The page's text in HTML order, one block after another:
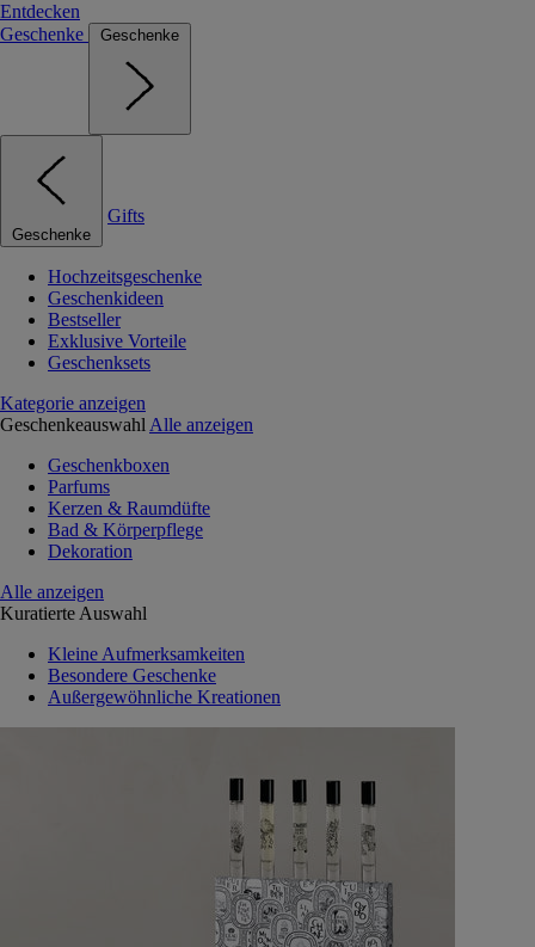
Entdecken
Geschenke
Geschenke
Geschenke
Gifts
Hochzeitsgeschenke
Geschenkideen
Bestseller
Exklusive Vorteile
Geschenksets
Kategorie anzeigen
Geschenkeauswahl Alle anzeigen
Geschenkboxen
Parfums
Kerzen & Raumdüfte
Bad & Körperpflege
Dekoration
Alle anzeigen
Kuratierte Auswahl
Kleine Aufmerksamkeiten
Besondere Geschenke
Außergewöhnliche Kreationen